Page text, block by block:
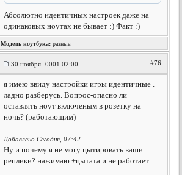
Абсолютно идентичных настроек даже на
одинаковых ноутах не бывает :) Факт :)
Модель ноутбука: разные.
30 ноября -0001 02:00 #76
я имею ввиду настройки игры идентичные .
ладно разберусь. Вопрос-опасно ли
оставлять ноут включеным в розетку на
ночь? (работающим)
Добавлено Сегодня, 07:42
Ну и почему я не могу цытировать ваши
реплики? нажимаю +цытата и не работает